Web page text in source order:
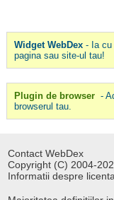
Widget WebDex- Ia cu
pagina sau site-ul tau!
Plugin de browser -
browserul tau.
Contact WebDex
Copyright (C) 2004-
Informatii despre licenta